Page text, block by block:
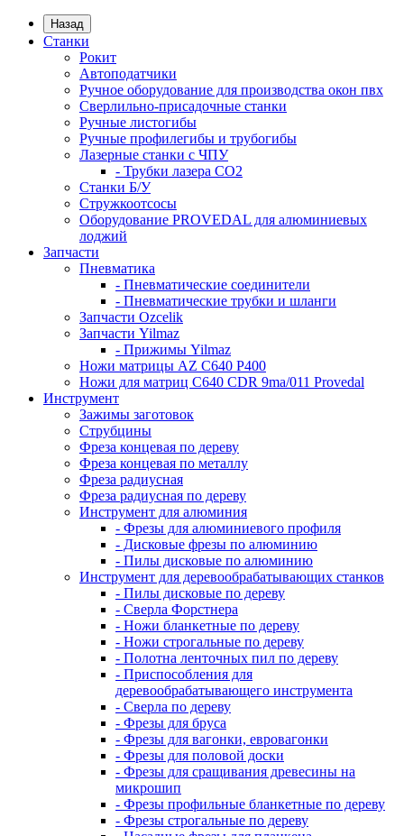
Назад
Станки
Рокит
Автоподатчики
Ручное оборудование для производства окон пвх
Сверлильно-присадочные станки
Ручные листогибы
Ручные профилегибы и трубогибы
Лазерные станки с ЧПУ
- Трубки лазера CO2
Станки Б/У
Стружкоотсосы
Оборудование PROVEDAL для алюминиевых
лоджий
Запчасти
Пневматика
- Пневматические соединители
- Пневматические трубки и шланги
Запчасти Ozcelik
Запчасти Yilmaz
- Прижимы Yilmaz
Ножи матрицы AZ C640 P400
Ножи для матриц C640 CDR 9ma/011 Provedal
Инструмент
Зажимы заготовок
Струбцины
Фреза концевая по дереву
Фреза концевая по металлу
Фреза радиусная
Фреза радиусная по дереву
Инструмент для алюминия
- Фрезы для алюминиевого профиля
- Дисковые фрезы по алюминию
- Пилы дисковые по алюминию
Инструмент для деревообрабатывающих станков
- Пилы дисковые по дереву
- Сверла Форстнера
- Ножи бланкетные по дереву
- Ножи строгальные по дереву
- Полотна ленточных пил по дереву
- Приспособления для
деревообрабатывающего инструмента
- Сверла по дереву
- Фрезы для бруса
- Фрезы для вагонки, евровагонки
- Фрезы для половой доски
- Фрезы для сращивания древесины на
микрошип
- Фрезы профильные бланкетные по дереву
- Фрезы строгальные по дереву